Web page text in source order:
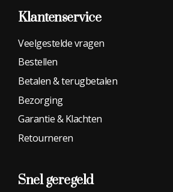
Klantenservice
Veelgestelde vragen
Bestellen
Betalen & terugbetalen
Bezorging
Garantie & Klachten
Retourneren
Snel geregeld